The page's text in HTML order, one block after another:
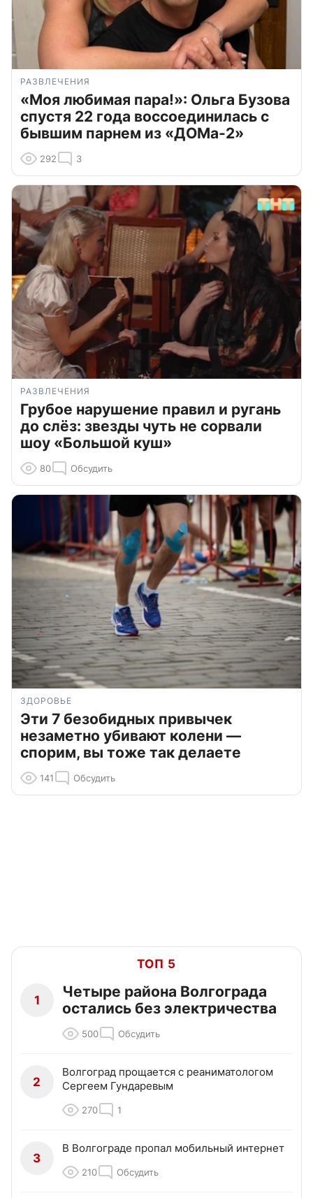
РАЗВЛЕЧЕНИЯ
«Моя любимая пара!»: Ольга Бузова
спустя 22 года воссоединилась с
бывшим парнем из «ДОМа-2»
292 3
РАЗВЛЕЧЕНИЯ
Грубое нарушение правил и ругань
до слёз: звезды чуть не сорвали
шоу «Большой куш»
80 Обсудить
ЗДОРОВЬЕ
Эти 7 безобидных привычек
незаметно убивают колени —
спорим, вы тоже так делаете
141 Обсудить
ТОП 5
1
Четыре района Волгограда
остались без электричества
500 Обсудить
2
Волгоград прощается с реаниматологом
Сергеем Гундаревым
270 1
3
В Волгограде пропал мобильный интернет
210 Обсудить